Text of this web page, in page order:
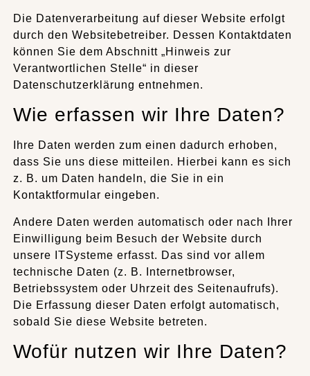
Die Datenverarbeitung auf dieser Website erfolgt
durch den Websitebetreiber. Dessen Kontaktdaten
können Sie dem Abschnitt „Hinweis zur
Verantwortlichen Stelle“ in dieser
Datenschutzerklärung entnehmen.
Wie erfassen wir Ihre Daten?
Ihre Daten werden zum einen dadurch erhoben,
dass Sie uns diese mitteilen. Hierbei kann es sich
z. B. um Daten handeln, die Sie in ein
Kontaktformular eingeben.
Andere Daten werden automatisch oder nach Ihrer
Einwilligung beim Besuch der Website durch
unsere ITSysteme erfasst. Das sind vor allem
technische Daten (z. B. Internetbrowser,
Betriebssystem oder Uhrzeit des Seitenaufrufs).
Die Erfassung dieser Daten erfolgt automatisch,
sobald Sie diese Website betreten.
Wofür nutzen wir Ihre Daten?